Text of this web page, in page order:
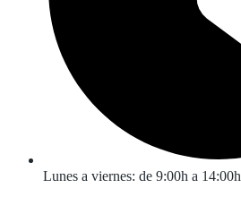
Lunes a viernes: de 9:00h a 14:00h